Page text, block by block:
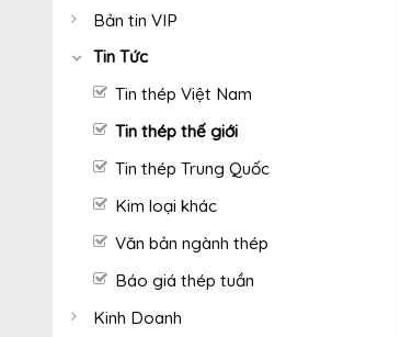
Bản tin VIP
Tin Tức
Tin thép Việt Nam
Tin thép thế giới
Tin thép Trung Quốc
Kim loại khác
Văn bản ngành thép
Báo giá thép tuần
Kinh Doanh